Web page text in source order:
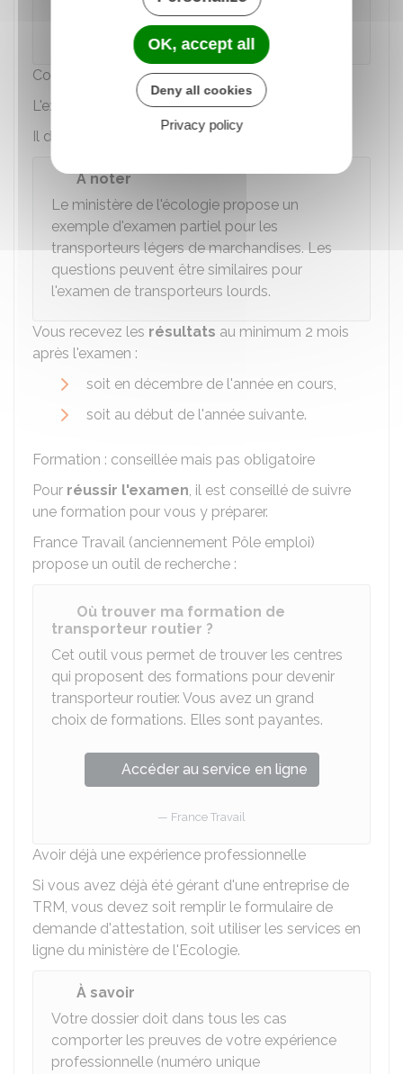
service interacadémique des examens et
concours d'Arcueil.
Comment se déroule d'examen ?
L'examen se déroule en 2 parties :
Il dure 4 heures et 15 minutes.
À noter
Le ministère de l'écologie propose un
exemple d'examen partiel pour les
transporteurs légers de marchandises. Les
questions peuvent être similaires pour
l'examen de transporteurs lourds.
Vous recevez les résultats au minimum 2 mois
après l'examen :
soit en décembre de l'année en cours,
soit au début de l'année suivante.
Formation : conseillée mais pas obligatoire
Pour réussir l'examen, il est conseillé de suivre
une formation pour vous y préparer.
France Travail (anciennement Pôle emploi)
propose un outil de recherche :
Où trouver ma formation de
transporteur routier ?
Cet outil vous permet de trouver les centres
qui proposent des formations pour devenir
transporteur routier. Vous avez un grand
choix de formations. Elles sont payantes.
Accéder au service en ligne
France Travail
Avoir déjà une expérience professionnelle
Si vous avez déjà été gérant d'une entreprise de
TRM, vous devez soit remplir le formulaire de
demande d'attestation, soit utiliser les services en
ligne du ministère de l'Ecologie.
À savoir
Votre dossier doit dans tous les cas
comporter les preuves de votre expérience
professionnelle (numéro unique
OK, accept all
Deny all cookies
Privacy policy